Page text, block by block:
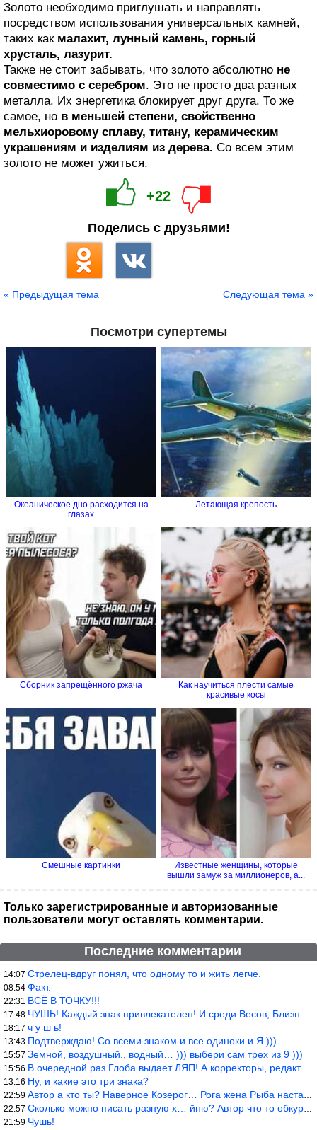
Золото необходимо приглушать и направлять
посредством использования универсальных камней,
таких как малахит, лунный камень, горный
хрусталь, лазурит.
Также не стоит забывать, что золото абсолютно не
совместимо с серебром. Это не просто два разных
металла. Их энергетика блокирует друг друга. То же
самое, но в меньшей степени, свойственно
мельхиоровому сплаву, титану, керамическим
украшениям и изделиям из дерева. Со всем этим
золото не может ужиться.
+22
Поделись с друзьями!
« Предыдущая тема Следующая тема »
Посмотри супертемы
Океаническое дно расходится на
глазах
Летающая крепость
Сборник запрещённого ржача
Как научиться плести самые
красивые косы
Смешные картинки
Известные женщины, которые
вышли замуж за миллионеров, а...
Только зарегистрированные и авторизованные
пользователи могут оставлять комментарии.
Последние комментарии
14:07 Стрелец-вдруг понял, что одному то и жить легче.
08:54 Факт.
22:31 ВСЁ В ТОЧКУ!!!
17:48 ЧУШЬ! Каждый знак привлекателен! И среди Весов, Близнецов встреч
18:17 ч у ш ь!
13:43 Подтверждаю! Со всеми знаком и все одиноки и Я )))
15:57 Земной, воздушный., водный… ))) выбери сам трех из 9 )))
15:56 В очередной раз Глоба выдает ЛЯП! А корректоры, редакторы пропус
13:16 Ну, и какие это три знака?
22:59 Автор а кто ты? Наверное Козерог… Рога жена Рыба наставила ))
22:57 Сколько можно писать разную х… йню? Автор что то обкурился?
21:59 Чушь!